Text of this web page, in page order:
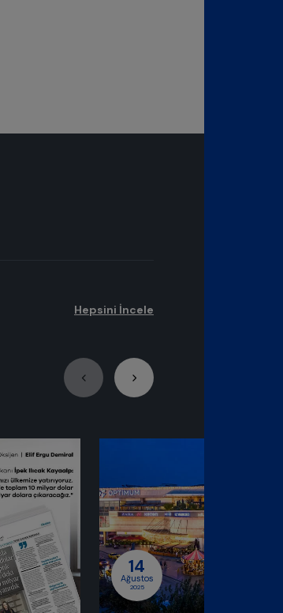
Hepsini İncele
14
Ağustos
2025